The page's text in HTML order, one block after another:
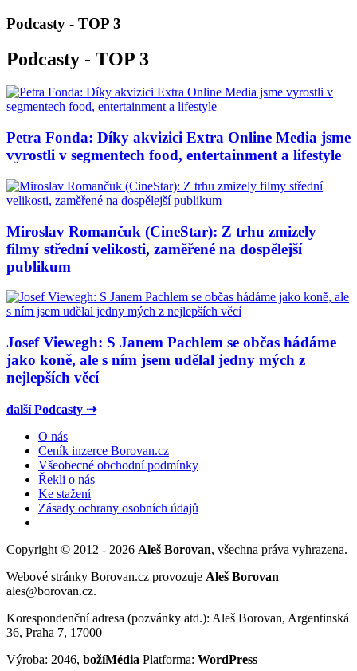
Podcasty - TOP 3
Podcasty - TOP 3
Petra Fonda: Díky akvizici Extra Online Media jsme
vyrostli v segmentech food, entertainment a lifestyle
Miroslav Romančuk (CineStar): Z trhu zmizely
filmy střední velikosti, zaměřené na dospělejší
publikum
Josef Viewegh: S Janem Pachlem se občas hádáme
jako koně, ale s ním jsem udělal jedny mých z
nejlepších věcí
další Podcasty ⇢
O nás
Ceník inzerce Borovan.cz
Všeobecné obchodní podmínky
Řekli o nás
Ke stažení
Zásady ochrany osobních údajů
Copyright © 2012 - 2026 Aleš Borovan, všechna práva vyhrazena.
Webové stránky Borovan.cz provozuje Aleš Borovan
ales@borovan.cz.
Korespondenční adresa (pozvánky atd.): Aleš Borovan, Argentinská
36, Praha 7, 17000
Výroba: 2046, božíMédia Platforma: WordPress